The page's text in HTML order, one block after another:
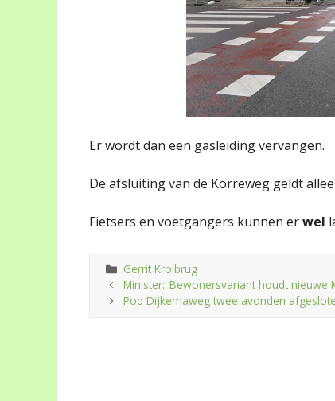
Er wordt dan een gasleiding vervangen.
De afsluiting van de Korreweg geldt
Fietsers en voetgangers kunnen erwel
Categorieën
Gerrit Krolbrug
Minister: ‘Bewonersvariant houdt nieuwe
Pop Dijkemaweg twee avonden